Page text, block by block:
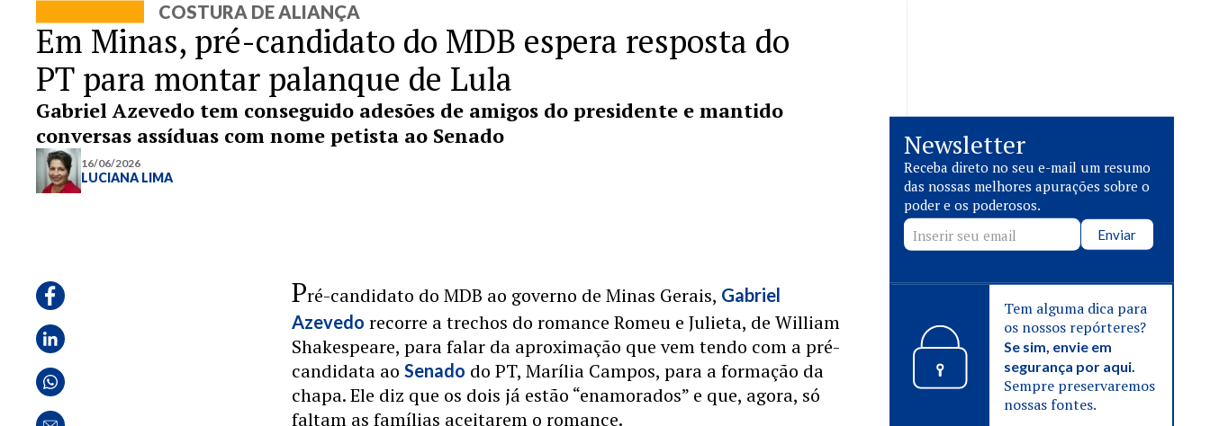
COSTURA DE ALIANÇA
Em Minas, pré-candidato do MDB espera resposta do
PT para montar palanque de Lula
Gabriel Azevedo tem conseguido adesões de amigos do presidente e mantido
conversas assíduas com nome petista ao Senado
16/06/2026
LUCIANA LIMA
Pré-candidato do MDB ao governo de Minas Gerais, Gabriel
Azevedo recorre a trechos do romance Romeu e Julieta, de William
Shakespeare, para falar da aproximação que vem tendo com a pré-
candidata aoSenado do PT, Marília Campos, para a formação da
chapa. Ele diz que os dois já estão “enamorados” e que, agora, só
faltam as famílias aceitarem o romance.
Newsletter
Receba direto no seu e-mail um resumo
das nossas melhores apurações sobre o
poder e os poderosos.
Enviar
Tem alguma dica para
os nossos repórteres?
Se sim, envie em
segurança por aqui.
Sempre preservaremos
nossas fontes.